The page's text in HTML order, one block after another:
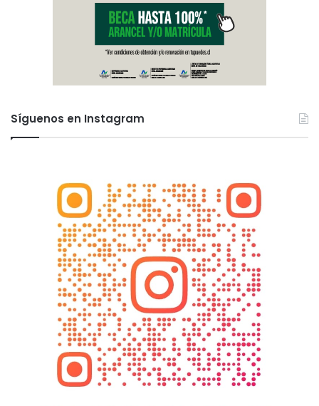
Síguenos en Instagram